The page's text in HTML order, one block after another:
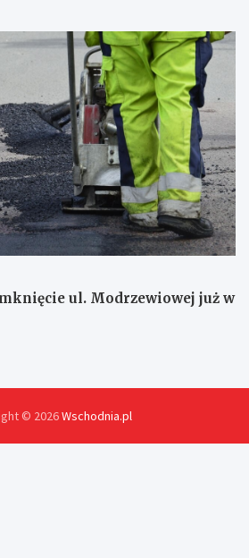
ul. Modrzewiowej już w
© 2026Wschodnia.pl